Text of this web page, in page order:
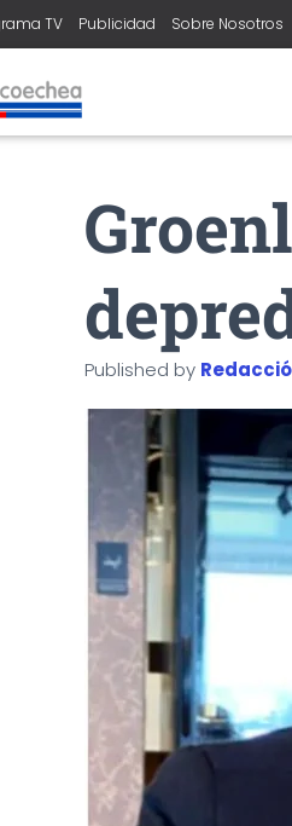
TV Publicidad Sobre Nosotros
Published by